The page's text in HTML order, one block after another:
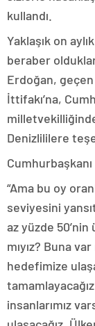
kullandı.
Yaklaşık on
beraber
Erdoğan,
İttifakı’na,
Denizlililere
“Ama bu oy
seviyesini
az yüzde
mıyız? Buna
hedefimize
insanlarımız